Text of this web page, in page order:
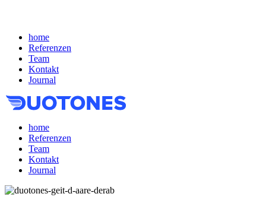
home
Referenzen
Team
Kontakt
Journal
home
Referenzen
Team
Kontakt
Journal